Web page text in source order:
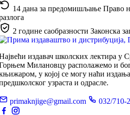
14 дана за предомишљање Право
2 године саобразности Законска
издавач школских лектира у
Милановцу располажемо и
у којој се могу наћи
узраста и одрасле.
primaknjige@gmail.com 032/710-